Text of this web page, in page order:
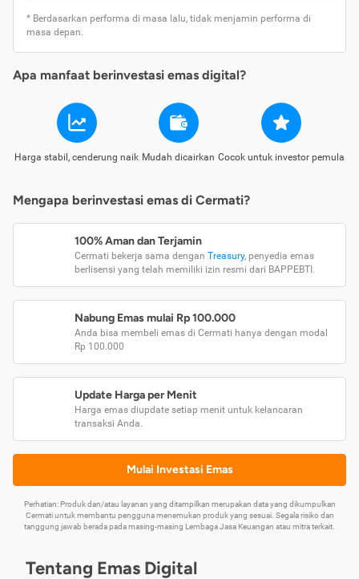
* Berdasarkan performa di masa lalu, tidak menjamin performa di
masa depan.
Apa manfaat berinvestasi emas digital?
Harga stabil, cenderung naik Mudah dicairkan Cocok untuk investor pemula
Mengapa berinvestasi emas di Cermati?
100% Aman dan Terjamin
Cermati bekerja sama dengan Treasury, penyedia emas
berlisensi yang telah memiliki izin resmi dari BAPPEBTI.
Nabung Emas mulai Rp 100.000
Anda bisa membeli emas di Cermati hanya dengan modal
Rp 100.000
Update Harga per Menit
Harga emas diupdate setiap menit untuk kelancaran
transaksi Anda.
Mulai Investasi Emas
Perhatian: Produk dan/atau layanan yang ditampilkan merupakan data yang dikumpulkan
Cermati untuk membantu pengguna menemukan produk yang sesuai. Segala risiko dan
tanggung jawab berada pada masing-masing Lembaga Jasa Keuangan atau mitra terkait.
Tentang Emas Digital